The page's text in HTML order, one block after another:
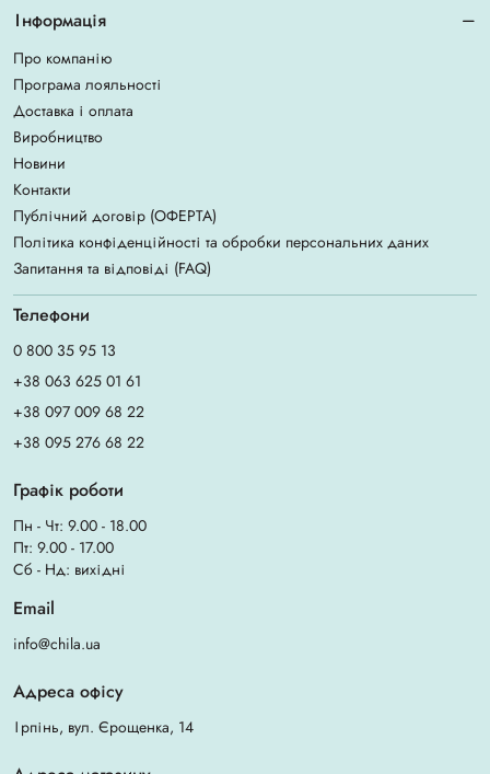
Інформація
Про компанію
Програма лояльності
Доставка і оплата
Виробництво
Новини
Контакти
Публічний договір (ОФЕРТА)
Політика конфіденційності та обробки персональних даних
Запитання та відповіді (FAQ)
Телефони
0 800 35 95 13
+38 063 625 01 61
+38 097 009 68 22
+38 095 276 68 22
Графік роботи
Пн - Чт: 9.00 - 18.00
Пт: 9.00 - 17.00
Сб - Нд: вихідні
Email
info@chila.ua
Адреса офісу
Ірпінь, вул. Єрощенка, 14